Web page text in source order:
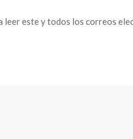
leer este y todos los correos